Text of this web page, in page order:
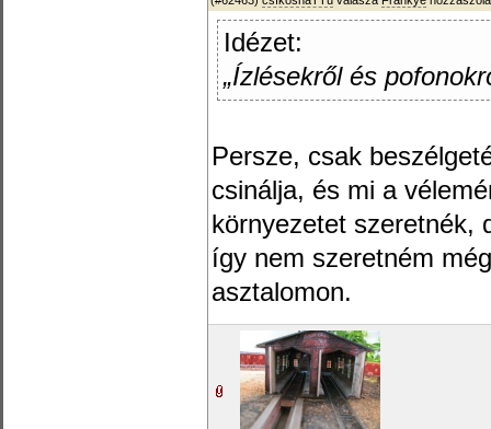
Idézet:
„Ízlésekről és
Persze, csak
csinálja, és mi a
környezetet szeretnék,
így nem szeretném
asztalomon.